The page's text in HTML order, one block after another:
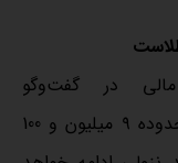
مالی در گفت‌وگو
با تجارت‌نیوز اظهار کرد: «تا زمانی که محدوده ۹ میلیون و 100